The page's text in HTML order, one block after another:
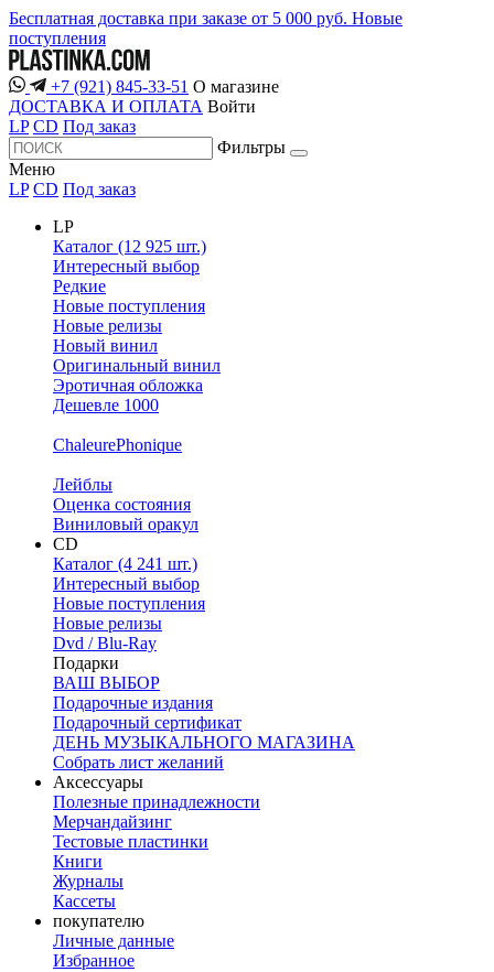
Бесплатная доставка при заказе от 5 000 руб. Новые
поступления
+7 (921) 845-33-51 О магазине
ДОСТАВКА И ОПЛАТА Войти
LP CD Под заказ
Фильтры
Меню
LP CD Под заказ
LP
Каталог (12 925 шт.)
Интересный выбор
Редкие
Новые поступления
Новые релизы
Новый винил
Оригинальный винил
Эротичная обложка
Дешевле 1000
ChaleurePhonique
Лейблы
Оценка состояния
Виниловый оракул
CD
Каталог (4 241 шт.)
Интересный выбор
Новые поступления
Новые релизы
Dvd / Blu-Ray
Подарки
ВАШ ВЫБОР
Подарочные издания
Подарочный сертификат
ДЕНЬ МУЗЫКАЛЬНОГО МАГАЗИНА
Собрать лист желаний
Аксессуары
Полезные принадлежности
Мерчандайзинг
Тестовые пластинки
Книги
Журналы
Кассеты
покупателю
Личные данные
Избранное